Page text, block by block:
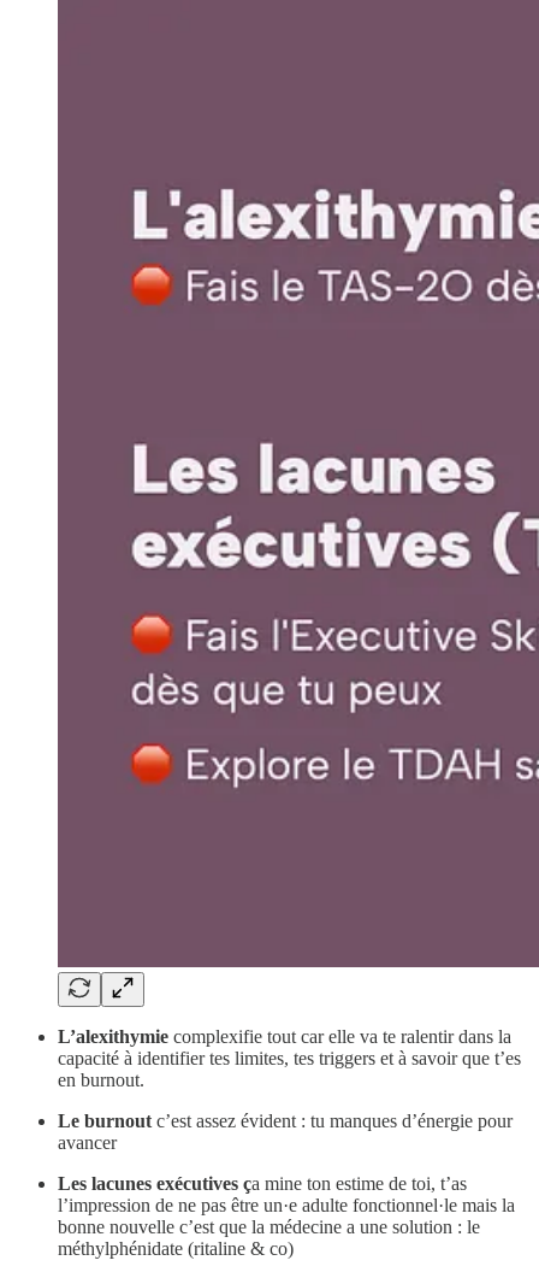
L’alexithymie complexifie tout car elle va te ralentir dans la
capacité à identifier tes limites, tes triggers et à savoir que t’es
en burnout.
Le burnoutc’est assez évident : tu manques d’énergie pour
avancer
Les lacunes exécutives ça mine ton estime de toi, t’as
l’impression de ne pas être un·e adulte fonctionnel·le mais la
bonne nouvelle c’est que la médecine a une solution : le
méthylphénidate (ritaline & co)